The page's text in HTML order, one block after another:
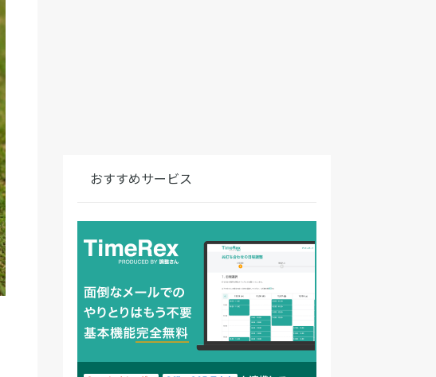
おすすめサービス